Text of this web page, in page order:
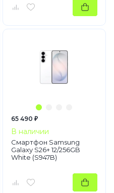
65 490 ₽
В наличии
Смартфон Samsung
Galaxy S26+ 12/256GB
White (S947B)